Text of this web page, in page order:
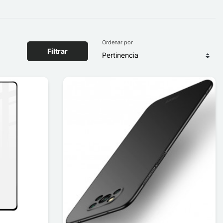
Filtrar
Ordenar por